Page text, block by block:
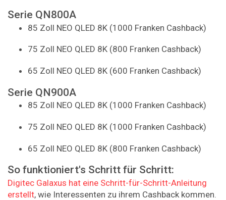
Serie QN800A
85 Zoll NEO QLED 8K (1000 Franken Cashback)
75 Zoll NEO QLED 8K (800 Franken Cashback)
65 Zoll NEO QLED 8K (600 Franken Cashback)
Serie QN900A
85 Zoll NEO QLED 8K (1000 Franken Cashback)
75 Zoll NEO QLED 8K (1000 Franken Cashback)
65 Zoll NEO QLED 8K (800 Franken Cashback)
So funktioniert's Schritt für Schritt:
Digitec Galaxus hat eine Schritt-für-Schritt-Anleitung
erstellt, wie Interessenten zu ihrem Cashback kommen.